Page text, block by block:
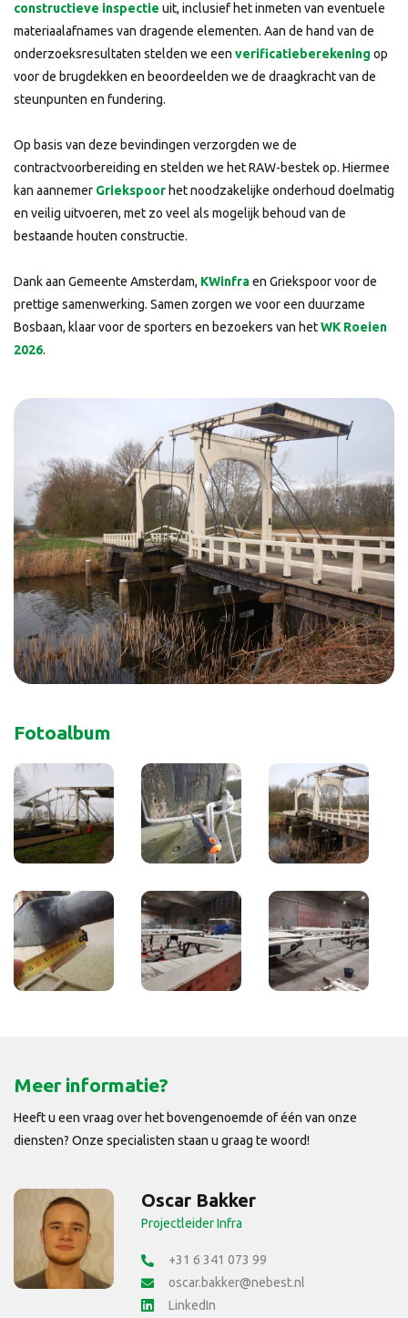
constructieve inspectie uit, inclusief het inmeten van eventuele
materiaalafnames van dragende elementen. Aan de hand van de
onderzoeksresultaten stelden we een verificatieberekening op
voor de brugdekken en beoordeelden we de draagkracht van de
steunpunten en fundering.
Op basis van deze bevindingen verzorgden we de
contractvoorbereiding en stelden we het RAW-bestek op. Hiermee
kan aannemer Griekspoor het noodzakelijke onderhoud doelmatig
en veilig uitvoeren, met zo veel als mogelijk behoud van de
bestaande houten constructie.
Dank aan Gemeente Amsterdam, KWinfraen Griekspoor voor de
prettige samenwerking. Samen zorgen we voor een duurzame
Bosbaan, klaar voor de sporters en bezoekers van hetWK Roeien
2026.
Fotoalbum
Meer informatie?
Heeft u een vraag over het bovengenoemde of één van onze
diensten? Onze specialisten staan u graag te woord!
Oscar Bakker
Projectleider Infra
+31 6 341 073 99
oscar.bakker@nebest.nl
LinkedIn